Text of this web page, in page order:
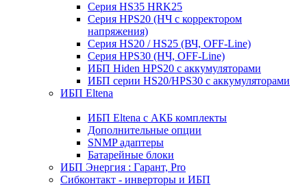
Серия HS35 HRK25
Серия HPS20 (НЧ с корректором
напряжения)
Серия HS20 / HS25 (ВЧ, OFF-Line)
Серия HPS30 (НЧ, OFF-Line)
ИБП Hiden HPS20 с аккумуляторами
ИБП серии HS20/HPS30 с аккумуляторами
ИБП Eltena
ИБП Eltena с АКБ комплекты
Дополнительные опции
SNMP адаптеры
Батарейные блоки
ИБП Энергия : Гарант, Pro
Сибконтакт - инверторы и ИБП